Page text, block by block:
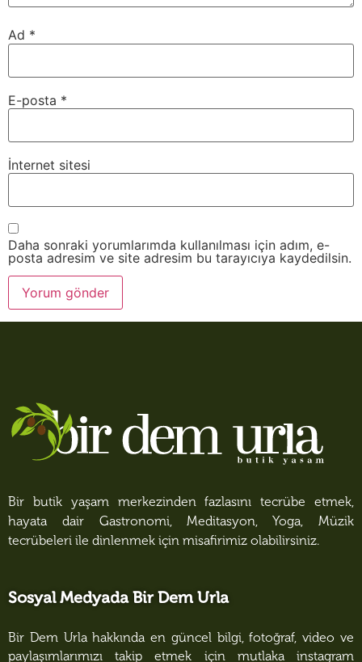
Ad *
E-posta *
İnternet sitesi
Daha sonraki yorumlarımda kullanılması için adım, e-
posta adresim ve site adresim bu tarayıcıya kaydedilsin.
Bir butik yaşam merkezinden fazlasını tecrübe etmek,
hayata dair Gastronomi, Meditasyon, Yoga, Müzik
tecrübeleri ile dinlenmek için misafirimiz olabilirsiniz.
Sosyal Medyada Bir Dem Urla
Bir Dem Urla hakkında en güncel bilgi, fotoğraf, video ve
paylaşımlarımızı takip etmek için mutlaka instagram